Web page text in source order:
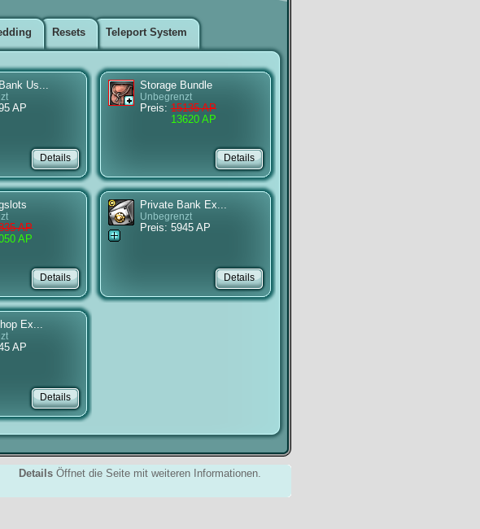
Resets Teleport System
Us...
AP
Storage Bundle
Unbegrenzt
Preis: 15135 AP
13620 AP
AP
AP
Private Bank Ex...
Unbegrenzt
Preis: 5945 AP
Ex...
AP
Details Öffnet die Seite mit weiteren Informationen.